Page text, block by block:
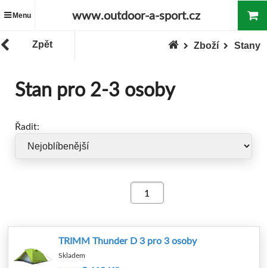
Menu www.outdoor-a-sport.cz
Zpět Stany
Zboží
Stan pro 2-3 osoby
Řadit:
TRIMM Thunder D 3 pro 3 osoby
Skladem